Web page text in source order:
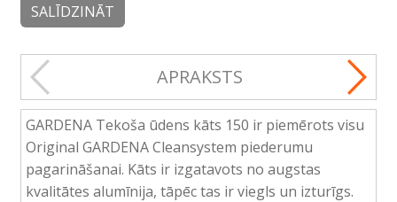
SALĪDZINĀT
APRAKSTS
GARDENA Tekoša ūdens kāts 150 ir piemērots visu
Original GARDENA Cleansystem piederumu
pagarināšanai. Kāts ir izgatavots no augstas
kvalitātes alumīnija, tāpēc tas ir viegls un izturīgs.